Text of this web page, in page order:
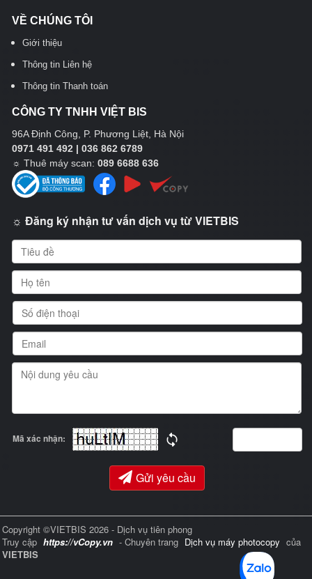
VỀ CHÚNG TÔI
Giới thiệu
Thông tin Liên hệ
Thông tin Thanh toán
CÔNG TY TNHH VIỆT BIS
96A Định Công, P. Phương Liệt, Hà Nội
0971 491 492 | 036 862 6789
☼ Thuê máy scan: 089 6688 636
☼ Đăng ký nhận tư vấn dịch vụ từ VIETBIS
Mã xác nhận:
Gửi yêu cầu
Copyright ©VIETBIS 2026 - Dịch vụ tiên phong
Truy cập https://vCopy.vn - Chuyên trang Dịch vụ máy photocopy của
VIETBIS